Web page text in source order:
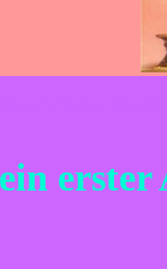
erster